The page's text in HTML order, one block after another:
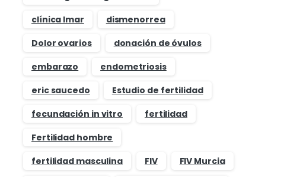
clínica Imar
dismenorrea
Dolor ovarios
donación de óvulos
embarazo
endometriosis
eric saucedo
Estudio de fertilidad
fecundación in vitro
fertilidad
Fertilidad hombre
fertilidad masculina
FIV
FIV Murcia